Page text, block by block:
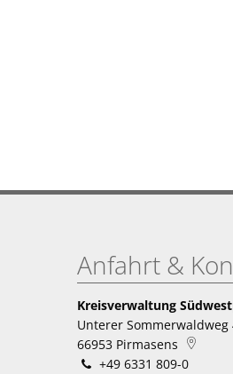
Anfahrt &
Kreisverwaltung
Unterer Sommerwaldweg
66953 Pirmasens
+49 6331 809-0